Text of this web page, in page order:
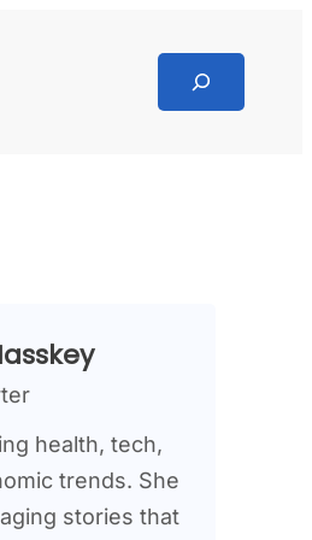
Search
health, tech,
trends. She
stories that